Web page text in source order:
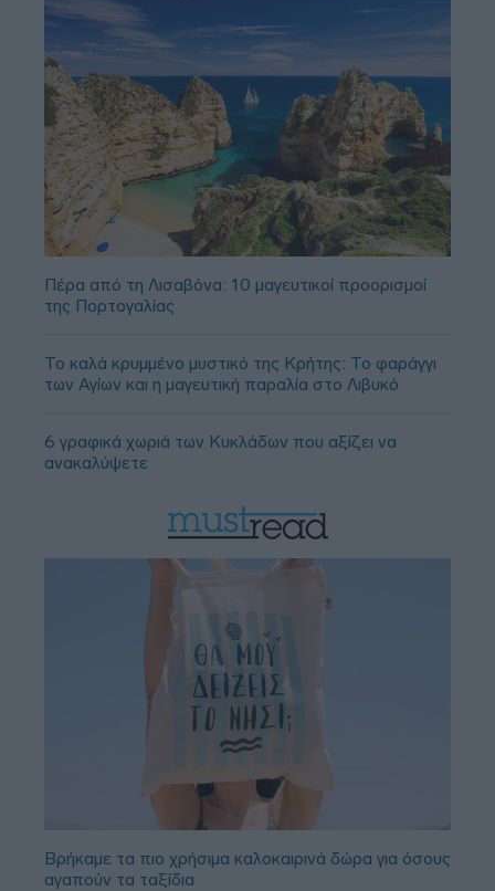
Πέρα από τη Λισαβόνα: 10 μαγευτικοί προορισμοί
της Πορτογαλίας
Το καλά κρυμμένο μυστικό της Κρήτης: Το φαράγγι
των Αγίων και η μαγευτική παραλία στο Λιβυκό
6 γραφικά χωριά των Κυκλάδων που αξίζει να
ανακαλύψετε
Βρήκαμε τα πιο χρήσιμα καλοκαιρινά δώρα για όσους
αγαπούν τα ταξίδια